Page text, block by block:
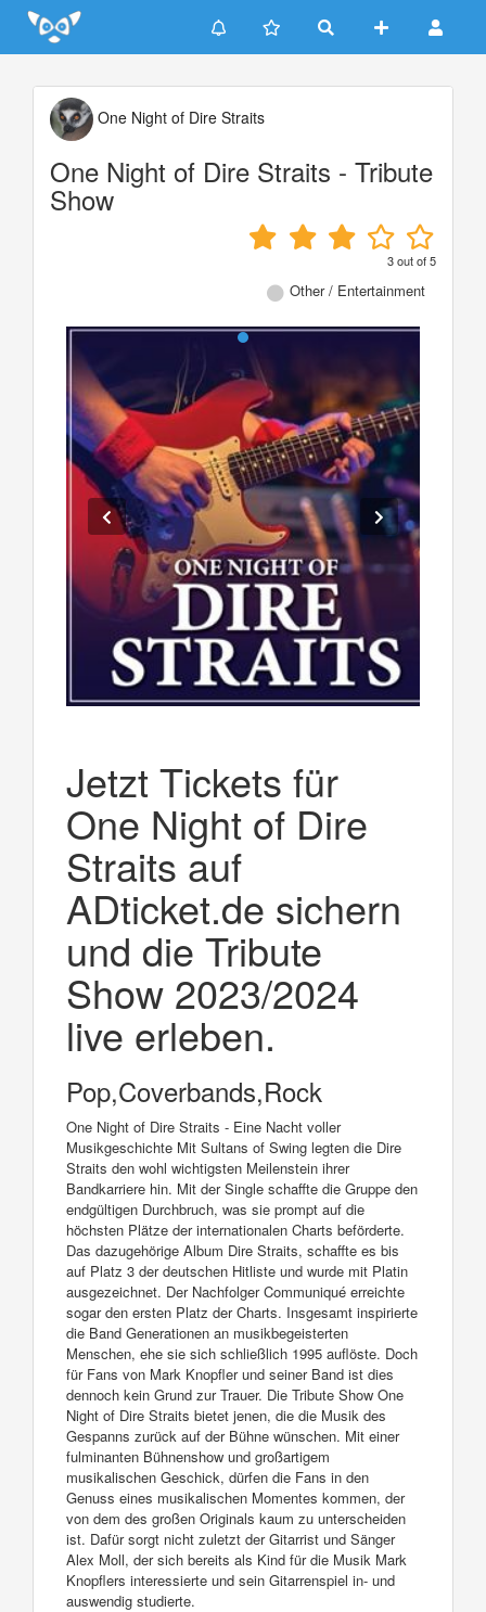
Update cookies preferences
One Night of Dire Straits
One Night of Dire Straits - Tribute
Show
3out of5
Other / Entertainment
Jetzt Tickets für
One Night of Dire
Straits auf
ADticket.de sichern
und die Tribute
Show 2023/2024
live erleben.
Pop,Coverbands,Rock
One Night of Dire Straits - Eine Nacht voller
Musikgeschichte Mit Sultans of Swing legten die Dire
Straits den wohl wichtigsten Meilenstein ihrer
Bandkarriere hin. Mit der Single schaffte die Gruppe den
endgültigen Durchbruch, was sie prompt auf die
höchsten Plätze der internationalen Charts beförderte.
Das dazugehörige Album Dire Straits, schaffte es bis
auf Platz 3 der deutschen Hitliste und wurde mit Platin
ausgezeichnet. Der Nachfolger Communiqué erreichte
sogar den ersten Platz der Charts. Insgesamt inspirierte
die Band Generationen an musikbegeisterten
Menschen, ehe sie sich schließlich 1995 auflöste. Doch
für Fans von Mark Knopfler und seiner Band ist dies
dennoch kein Grund zur Trauer. Die Tribute Show One
Night of Dire Straits bietet jenen, die die Musik des
Gespanns zurück auf der Bühne wünschen. Mit einer
fulminanten Bühnenshow und großartigem
musikalischen Geschick, dürfen die Fans in den
Genuss eines musikalischen Momentes kommen, der
von dem des großen Originals kaum zu unterscheiden
ist. Dafür sorgt nicht zuletzt der Gitarrist und Sänger
Alex Moll, der sich bereits als Kind für die Musik Mark
Knopflers interessierte und sein Gitarrenspiel in- und
auswendig studierte.